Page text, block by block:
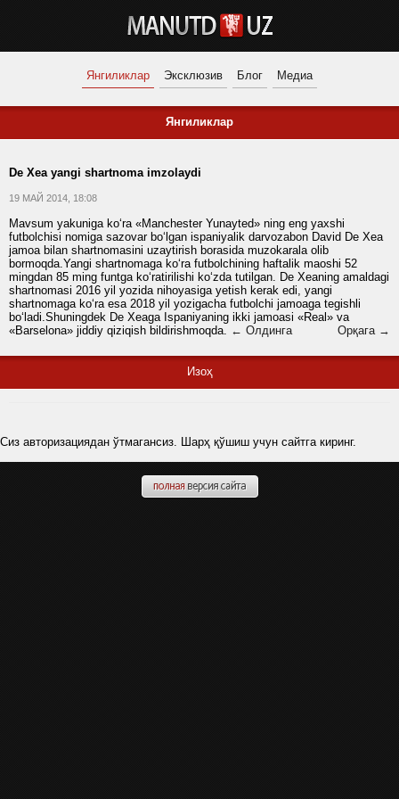
Янгиликлар Эксклюзив Блог Медиа
Янгиликлар
De Xea yangi shartnoma imzolaydi
19 МАЙ 2014, 18:08
Mavsum yakuniga ko‘ra «Manchester Yunayted» ning eng yaxshi
futbolchisi nomiga sazovar bo‘lgan ispaniyalik darvozabon David De Xea
jamoa bilan shartnomasini uzaytirish borasida muzokarala olib
bormoqda.Yangi shartnomaga ko‘ra futbolchining haftalik maoshi 52
mingdan 85 ming funtga ko‘ratirilishi ko‘zda tutilgan. De Xeaning amaldagi
shartnomasi 2016 yil yozida nihoyasiga yetish kerak edi, yangi
shartnomaga ko‘ra esa 2018 yil yozigacha futbolchi jamoaga tegishli
bo‘ladi.Shuningdek De Xeaga Ispaniyaning ikki jamoasi «Real» va
«Barselona» jiddiy qiziqish bildirishmoqda. ← Олдинга Орқага →
Изоҳ
Сиз авторизациядан ўтмагансиз. Шарҳ қўшиш учун сайтга киринг.